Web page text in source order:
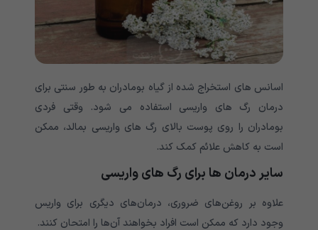
اسانس های استخراج شده از گیاه بومادران به طور سنتی برای
درمان رگ های واریسی استفاده می شود. وقتی فردی
بومادران را روی پوست بالای رگ های واریسی بمالد، ممکن
است به کاهش علائم کمک کند.
سایر درمان ها برای رگ های واریسی
علاوه بر روغن‌های ضروری، درمان‌های دیگری برای واریس
وجود دارد که ممکن است افراد بخواهند آن‌ها را امتحان کنند.